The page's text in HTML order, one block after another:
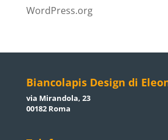
WordPress.org
Biancolapis Design di
via Mirandola, 23
00182 Roma